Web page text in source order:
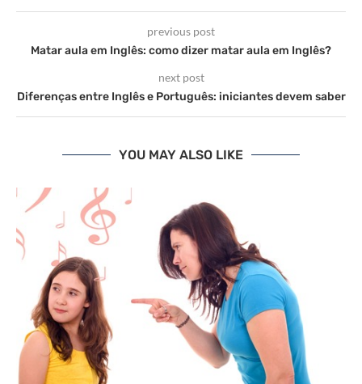
previous post
Matar aula em Inglês: como dizer matar aula em Inglês?
next post
Diferenças entre Inglês e Português: iniciantes devem saber
YOU MAY ALSO LIKE